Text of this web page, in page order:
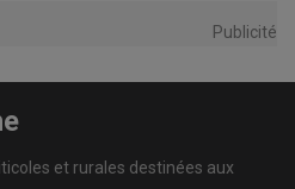
Publicité
et rurales destinées aux